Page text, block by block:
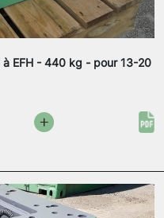
EFH - 440 kg - pour 13-20